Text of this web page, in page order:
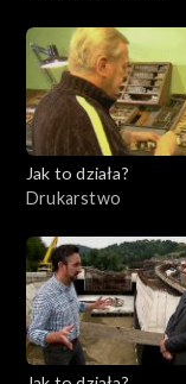
Jak to działa?
Drukarstwo